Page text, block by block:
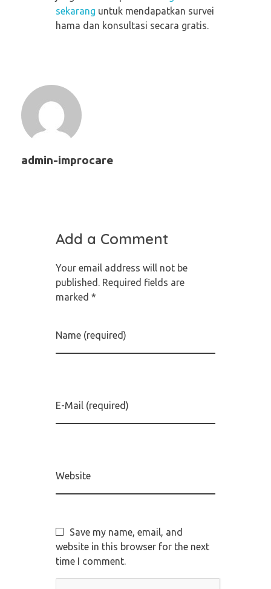
sekarang untuk mendapatkan survei
hama dan konsultasi secara gratis.
admin-improcare
Add a Comment
Your email address will not be
published. Required fields are
marked *
Name (required)
E-Mail (required)
Website
Save my name, email, and
website in this browser for the next
time I comment.